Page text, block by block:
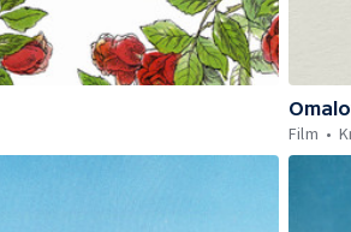
Film